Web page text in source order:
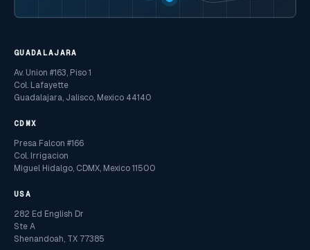
GUADALAJARA
Av. Union #163, Piso 1
Col. Lafayette
Guadalajara, Jalisco, Mexico 44140
CDMX
Presa Falcon #166
Col. Irrigacion
Miguel Hidalgo, CDMX, Mexico 11500
USA
282 Ed English Dr
Ste A
Shenandoah, TX 77385